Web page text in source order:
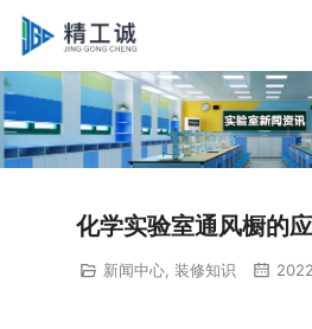
化学实验室通风橱的
新闻中心, 装修知识